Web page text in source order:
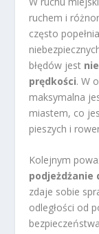
ruchem i
często
błędów jest
prędkości. W
maksymalna
miastem, co
pieszych i
Kolejnym
podjeżdżanie
zdaje sobie
odległości od